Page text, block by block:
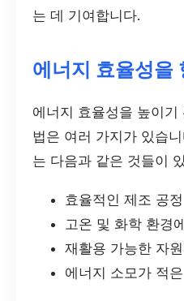
는 데 기여합니다.
에너지 효율성을
에너지 효율성을 높이
법은 여러 가지가 있습
는 다음과 같은 것들이
효율적인 제조 공
고온 및 화학 환경
재활용 가능한 자
에너지 소모가 적